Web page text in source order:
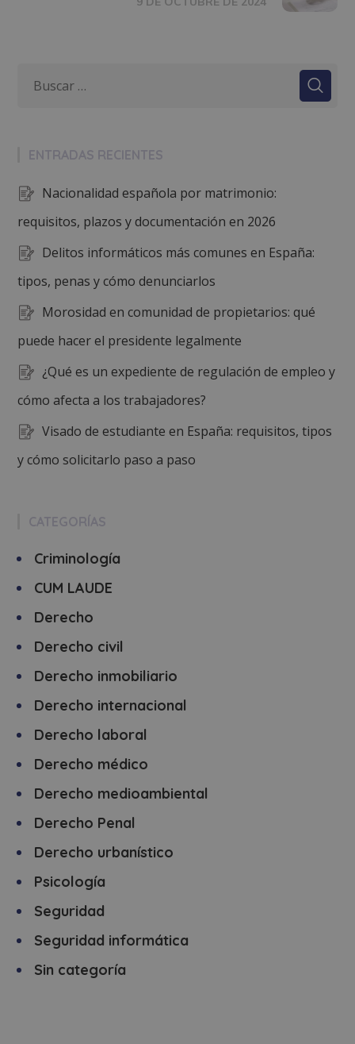
ENTRADAS RECIENTES
Nacionalidad española por matrimonio:
requisitos, plazos y documentación en 2026
Delitos informáticos más comunes en España:
tipos, penas y cómo denunciarlos
Morosidad en comunidad de propietarios: qué
puede hacer el presidente legalmente
¿Qué es un expediente de regulación de empleo y
cómo afecta a los trabajadores?
Visado de estudiante en España: requisitos, tipos
y cómo solicitarlo paso a paso
CATEGORÍAS
Criminología
CUM LAUDE
Derecho
Derecho civil
Derecho inmobiliario
Derecho internacional
Derecho laboral
Derecho médico
Derecho medioambiental
Derecho Penal
Derecho urbanístico
Psicología
Seguridad
Seguridad informática
Sin categoría